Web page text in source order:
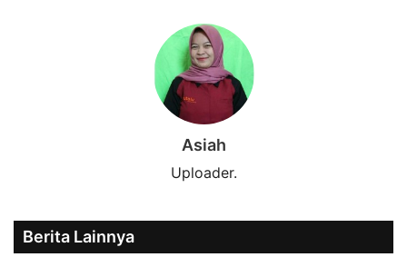
Asiah
Uploader.
Berita Lainnya